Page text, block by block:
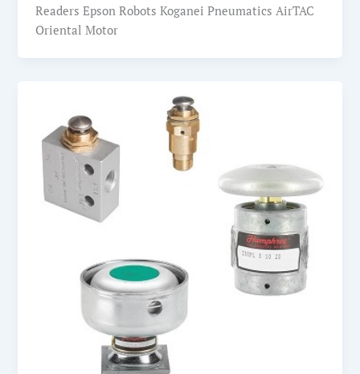
Readers Epson Robots Koganei Pneumatics AirTAC
Oriental Motor